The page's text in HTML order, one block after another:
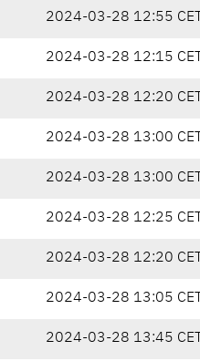
2024-03-28 12:55 CET
2024-03-28 12:15 CET
2024-03-28 12:20 CET
2024-03-28 13:00 CET
2024-03-28 13:00 CET
2024-03-28 12:25 CET
2024-03-28 12:20 CET
2024-03-28 13:05 CET
2024-03-28 13:45 CET